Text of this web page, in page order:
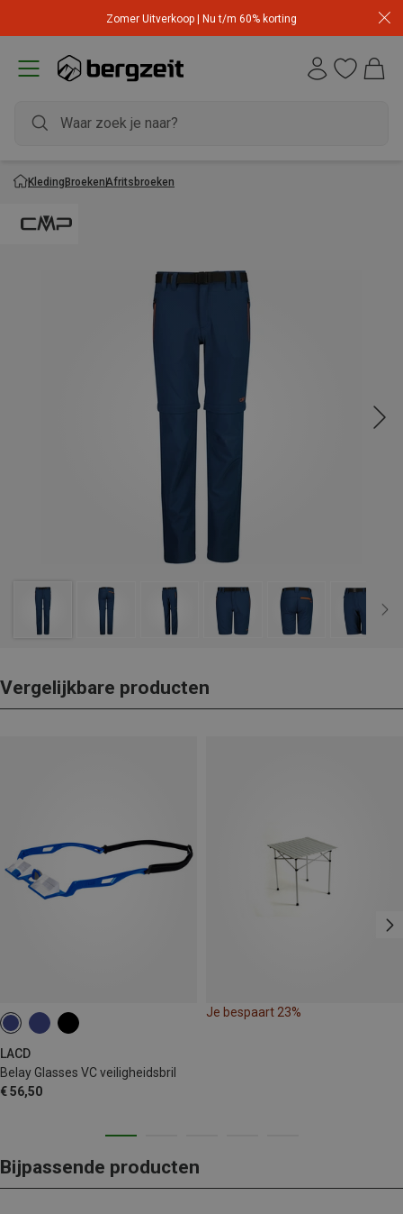
Zomer Uitverkoop | Nu t/m 60% korting
KledingBroekenAfritsbroeken
Vergelijkbare producten
LACD
Belay Glasses VC veiligheidsbril
€ 56,50
Je bespaart 23%
Bijpassende producten